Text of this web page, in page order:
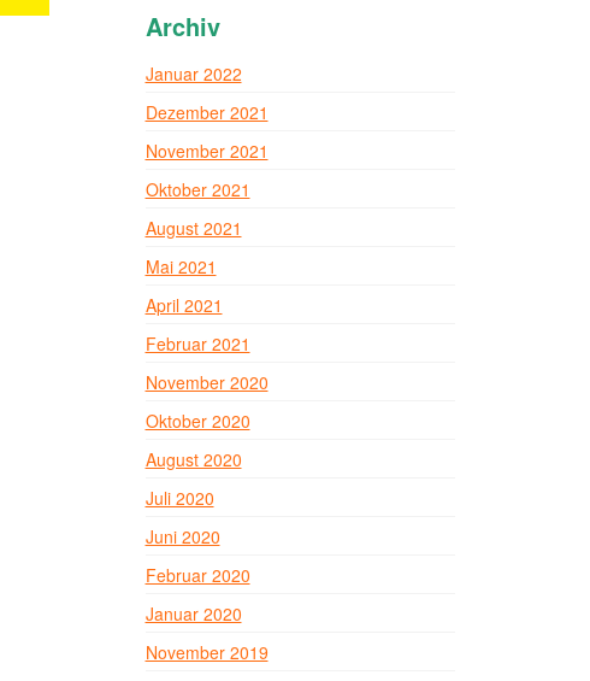
Archiv
Januar 2022
Dezember 2021
November 2021
Oktober 2021
August 2021
Mai 2021
April 2021
Februar 2021
November 2020
Oktober 2020
August 2020
Juli 2020
Juni 2020
Februar 2020
Januar 2020
November 2019